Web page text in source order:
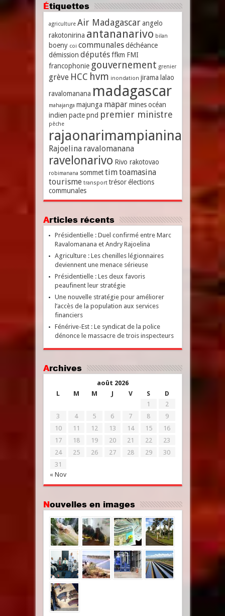
Étiquettes
agriculture Air Madagascar angelo
rakotonirina antananarivo bilan
boeny coi communales déchéance
démission députés ffkm FMI
francophonie gouvernement grenier
grève HCC hvm inondation jirama lalao
ravalomanana madagascar
mahajanga majunga mapar mines océan
indien pacte pnd premier ministre
pêche
rajaonarimampianina
Rajoelina ravalomanana
ravelonarivo Rivo rakotovao
robimanana sommet timtoamasina
tourisme transport trésor élections
communales
Articles récents
Présidentielle : Duel confirmé entre Marc
Ravalomanana et Andry Rajoelina
Agriculture : Les chenilles légionnaires
deviennent une menace sérieuse
Présidentielle : Les deux favoris
peaufinent leur stratégie
Une nouvelle stratégie pour améliorer
l’accès de la population aux services
financiers
Fénérive-Est : Le syndicat de la police
dénonce le massacre de trois inspecteurs
Archives
août 2026
L
M M J V S D
« Nov
1
2
3
4 5 6 7 8
9
10
11 12 13 14 15
16
17
18 19 20 21 22
23
24
25 26 27 28 29
30
31
Nouvelles en images